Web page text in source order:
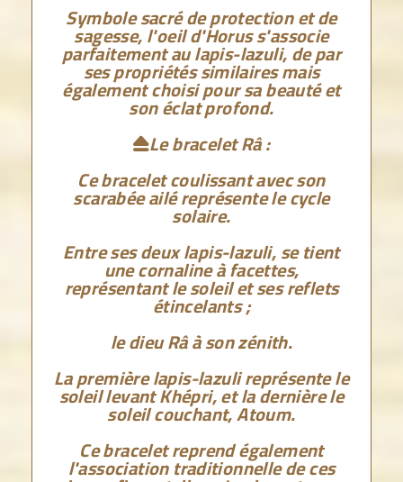
Symbole sacré de protection et de
sagesse, l'oeil d'Horus s'associe
parfaitement au lapis-lazuli, de par
ses propriétés similaires mais
également choisi pour sa beauté et
son éclat profond.
Le bracelet Râ :
Ce bracelet coulissant avec son
scarabée ailé représente le cycle
solaire.
Entre ses deux lapis-lazuli, se tient
une cornaline à facettes,
représentant le soleil et ses reflets
étincelants ;
le dieu Râ à son zénith.
La première lapis-lazuli représente le
soleil levant Khépri, et la dernière le
soleil couchant, Atoum.
Ce bracelet reprend également
l'association traditionnelle de ces